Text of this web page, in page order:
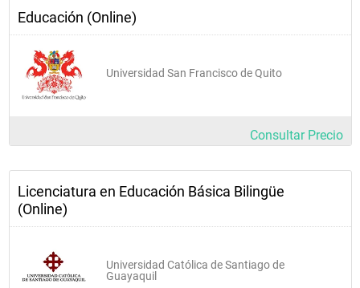
Educación (Online)
Universidad San Francisco de Quito
Consultar Precio
Licenciatura en Educación Básica Bilingüe
(Online)
Universidad Católica de Santiago de
Guayaquil